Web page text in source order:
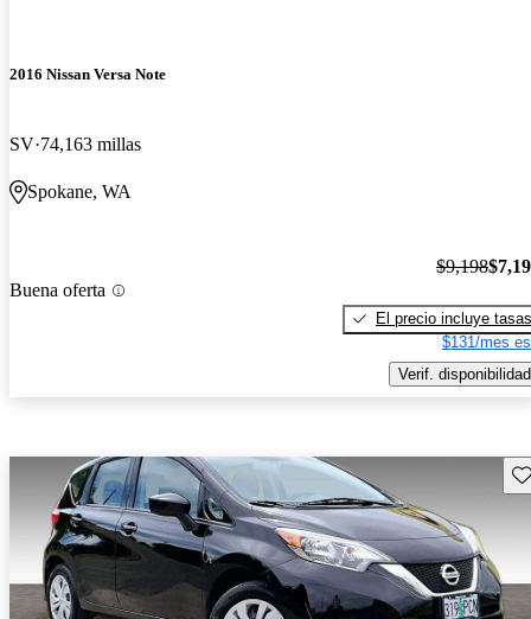
2016 Nissan Versa Note
SV 74,163 millas
Spokane, WA
Buena oferta
$9,198
El precio incluye tasas
$131/mes
Verif. disponibilidad